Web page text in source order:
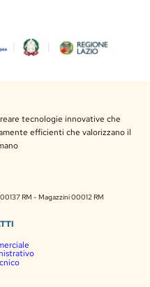
tecnologie innovative che
efficienti che valorizzano il
RM - Magazzini 00012 RM